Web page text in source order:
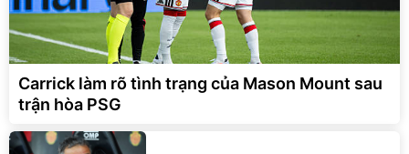
Carrick làm rõ tình trạng của Mason Mount sau
trận hòa PSG